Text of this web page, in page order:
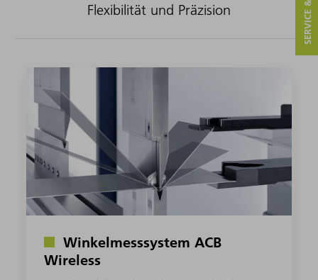
Flexibilität und Präzision
Winkelmesssystem ACB
Wireless